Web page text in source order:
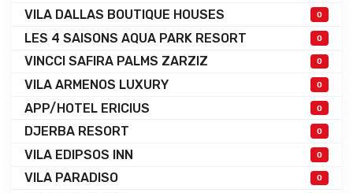
VILA DALLAS BOUTIQUE HOUSES 0
LES 4 SAISONS AQUA PARK RESORT 0
VINCCI SAFIRA PALMS ZARZIZ 0
VILA ARMENOS LUXURY 0
APP/HOTEL ERICIUS 0
DJERBA RESORT 0
VILA EDIPSOS INN 0
VILA PARADISO 0